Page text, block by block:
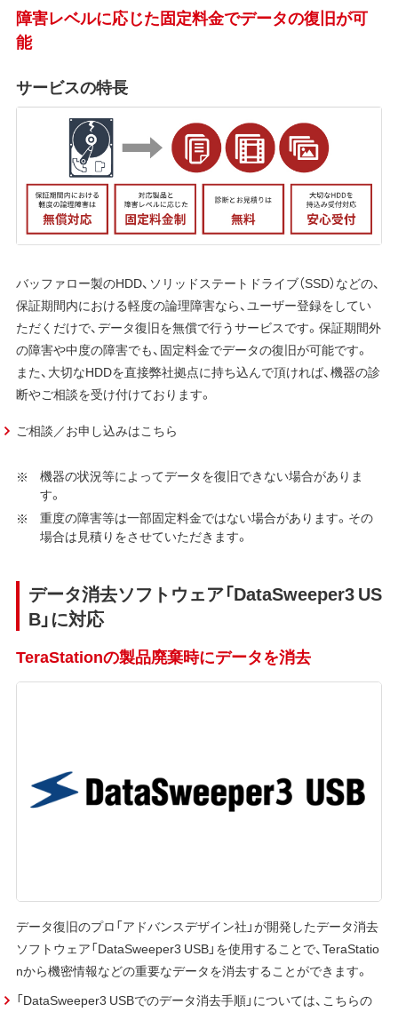
障害レベルに応じた固定料金でデータの復旧が可
能
サービスの特長
バッファロー製のHDD、ソリッドステートドライブ（SSD）などの、
保証期間内における軽度の論理障害なら、ユーザー登録をしてい
ただくだけで、データ復旧を無償で行うサービスです。保証期間外
の障害や中度の障害でも、固定料金でデータの復旧が可能です。
また、大切なHDDを直接弊社拠点に持ち込んで頂ければ、機器の診
断やご相談を受け付けております。
ご相談／お申し込みはこちら
機器の状況等によってデータを復旧できない場合がありま
す。
重度の障害等は一部固定料金ではない場合があります。その
場合は見積りをさせていただきます。
データ消去ソフトウェア「DataSweeper3 US
B」に対応
TeraStationの製品廃棄時にデータを消去
データ復旧のプロ「アドバンスデザイン社」が開発したデータ消去
ソフトウェア「DataSweeper3 USB」を使用することで、TeraStatio
nから機密情報などの重要なデータを消去することができます。
「DataSweeper3 USBでのデータ消去手順」については、こちらの